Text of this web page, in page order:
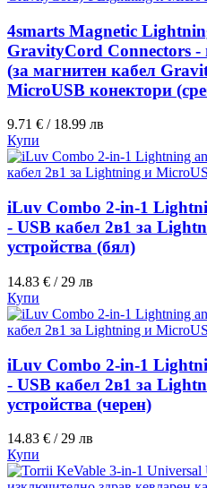
4smarts Magnetic
GravityCord Connectors
(за магнитен кабел
MicroUSB конектори
9.71 € / 18.99 лв
Купи
iLuv Combo 2-in-1
- USB кабел 2в1 за
устройства (бял)
14.83 € / 29 лв
Купи
iLuv Combo 2-in-1
- USB кабел 2в1 за
устройства (черен)
14.83 € / 29 лв
Купи